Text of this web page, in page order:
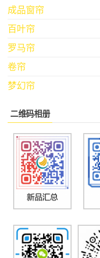
成品窗帘
百叶帘
罗马帘
卷帘
梦幻帘
二维码相册